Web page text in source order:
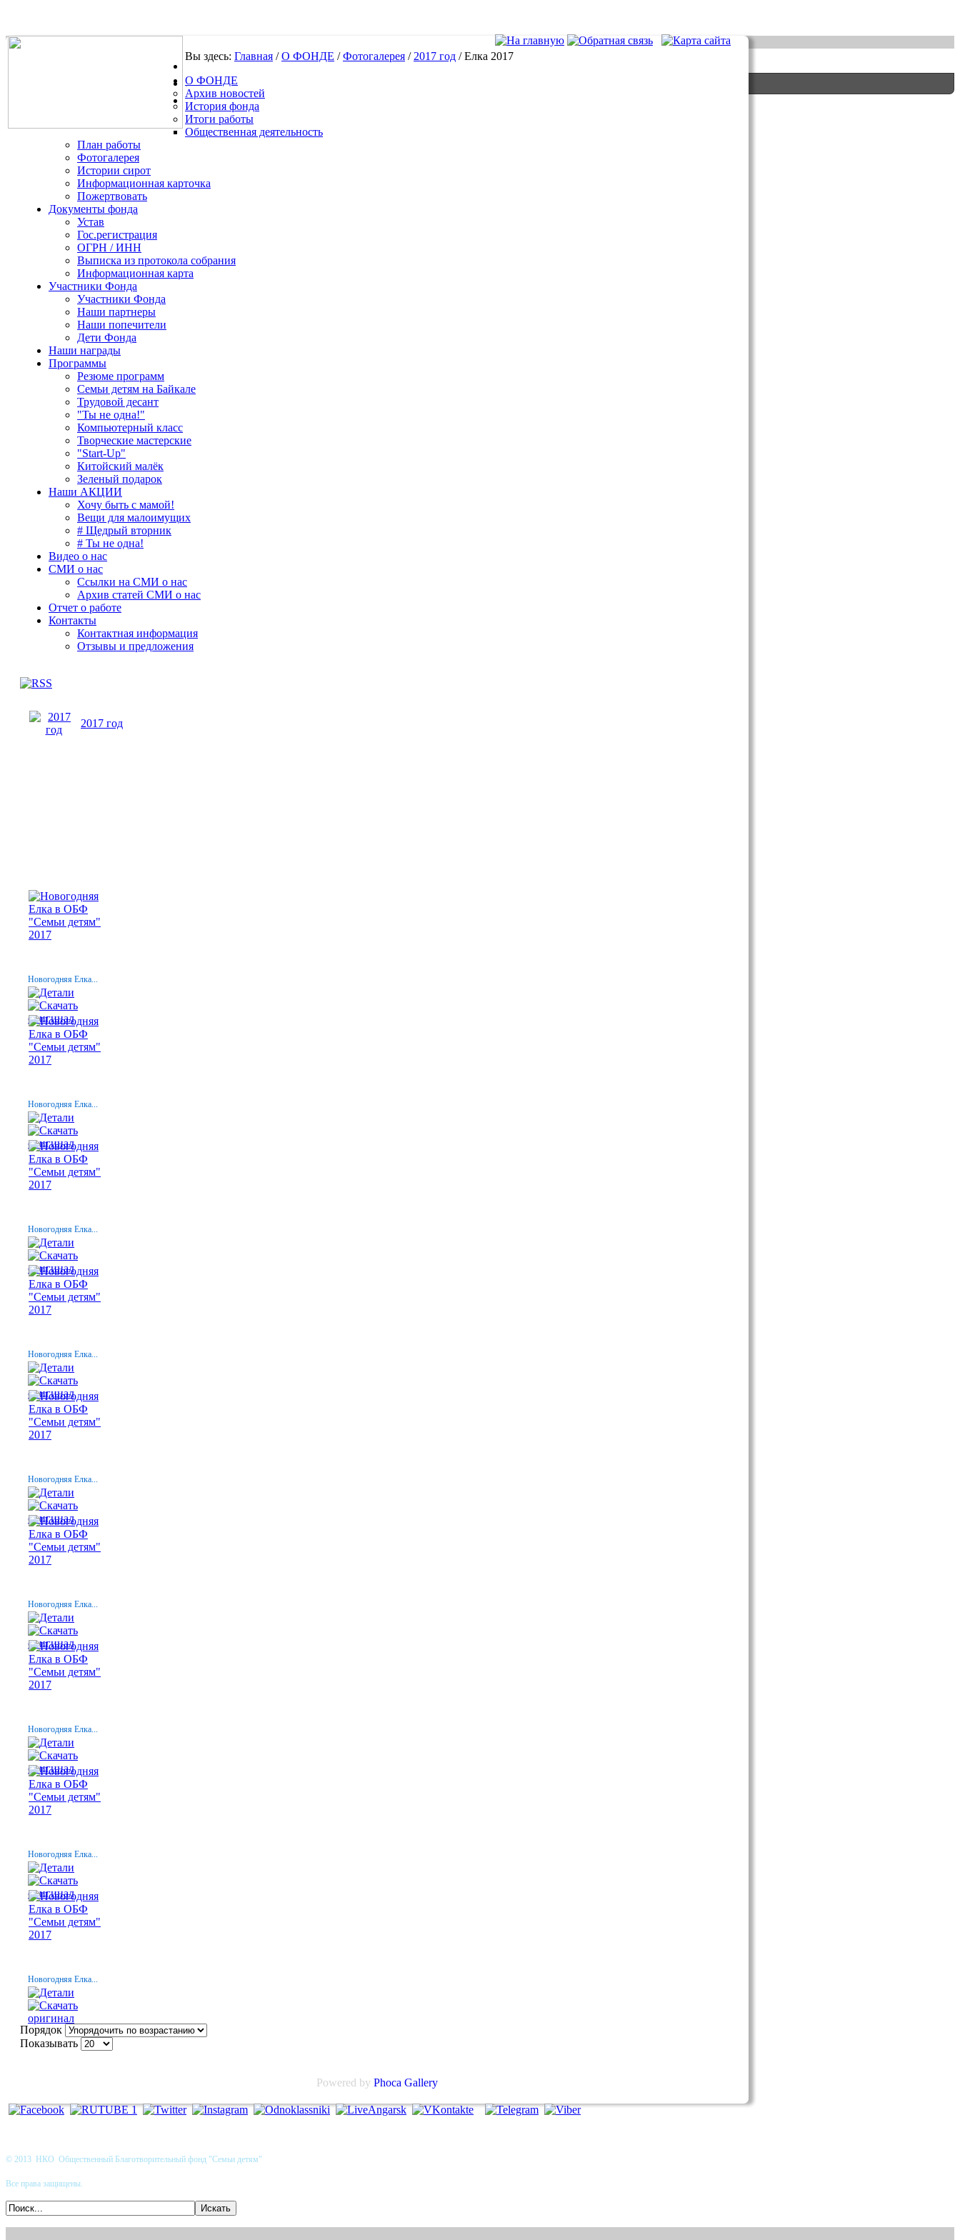
.
Вы здесь: Главная /О ФОНДЕ /Фотогалерея / 2017 год /Елка 2017
О ФОНДЕ
Архив новостей
История фонда
Итоги работы
Общественная деятельность
План работы
Фотогалерея
Истории сирот
Информационная карточка
Пожертвовать
Документы фонда
Устав
Гос.регистрация
ОГРН / ИНН
Выписка из протокола собрания
Информационная карта
Участники Фонда
Участники Фонда
Наши партнеры
Наши попечители
Дети Фонда
Наши награды
Программы
Резюме программ
Семьи детям на Байкале
Трудовой десант
"Ты не одна!"
Компьютерный класс
Творческие мастерские
"Start-Up"
Китойский малёк
Зеленый подарок
Наши АКЦИИ
Хочу быть с мамой!
Вещи для малоимущих
# Щедрый вторник
# Ты не одна!
Видео о нас
СМИ о нас
Ссылки на СМИ о нас
Архив статей СМИ о нас
Отчет о работе
Контакты
Контактная информация
Отзывы и предложения
2017 год
Новогодняя Елка...
Новогодняя Елка...
Новогодняя Елка...
Новогодняя Елка...
Новогодняя Елка...
Новогодняя Елка...
Новогодняя Елка...
Новогодняя Елка...
Новогодняя Елка...
Порядок
Показывать
Powered by Phoca Gallery
© 2013 НКО Общественный Благотворительный фонд "Семьи детям"
Все права защищены.